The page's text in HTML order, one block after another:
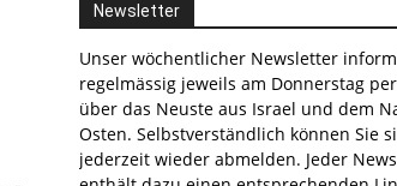
Newsletter
Unser wöchentlicher Newsletter
regelmässig jeweils am Donnerstag
über das Neuste aus Israel und dem
Osten. Selbstverständlich können Sie
jederzeit wieder abmelden. Jeder